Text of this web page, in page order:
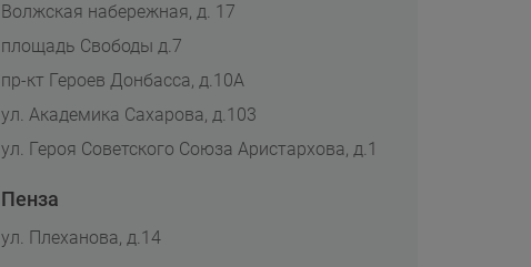
Волжская набережная, д. 17
площадь Свободы д.7
пр-кт Героев Донбасса, д.10А
ул. Академика Сахарова, д.103
ул. Героя Советского Союза Аристархова, д.1
Пенза
ул. Плеханова, д.14